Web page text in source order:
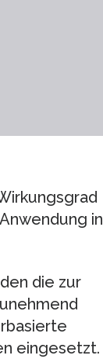
in
die zur
eingesetzt.